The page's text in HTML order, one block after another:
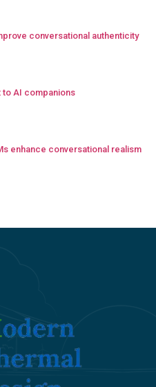
conversational authenticity
AI companions
enhance conversational realism